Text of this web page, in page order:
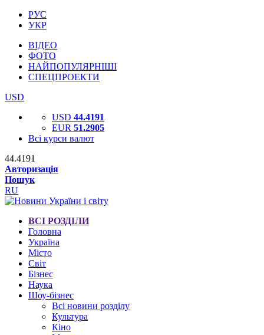
РУС
УКР
ВІДЕО
ФОТО
НАЙПОПУЛЯРНІШІ
СПЕЦПРОЕКТИ
USD
USD 44.4191
EUR 51.2905
Всі курси валют
44.4191
Авторизація
Пошук
RU
ВСІ РОЗДІЛИ
Головна
Україна
Місто
Світ
Бізнес
Наука
Шоу-бізнес
Всі новини розділу
Культура
Кіно